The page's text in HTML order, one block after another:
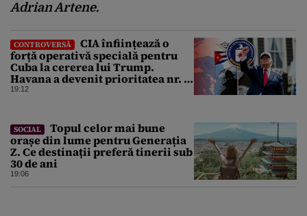
Adrian Artene.
CONTROVERSĂ
CIA înființează o
forță operativă specială pentru
Cuba la cererea lui Trump.
Havana a devenit prioritatea nr. 1
alături de China, Iran și Rusia
19:12
SOCIAL
Topul celor mai bune
orașe din lume pentru Generația
Z. Ce destinații preferă tinerii sub
30 de ani
19:06